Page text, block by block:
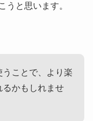
うと思います。
ことで、より楽
るかもしれませ